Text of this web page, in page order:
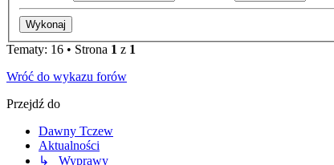
Tematy: 16 • Strona 1 z 1
Wróć do wykazu forów
Przejdź do
Dawny Tczew
Aktualności
↳ Wyprawy